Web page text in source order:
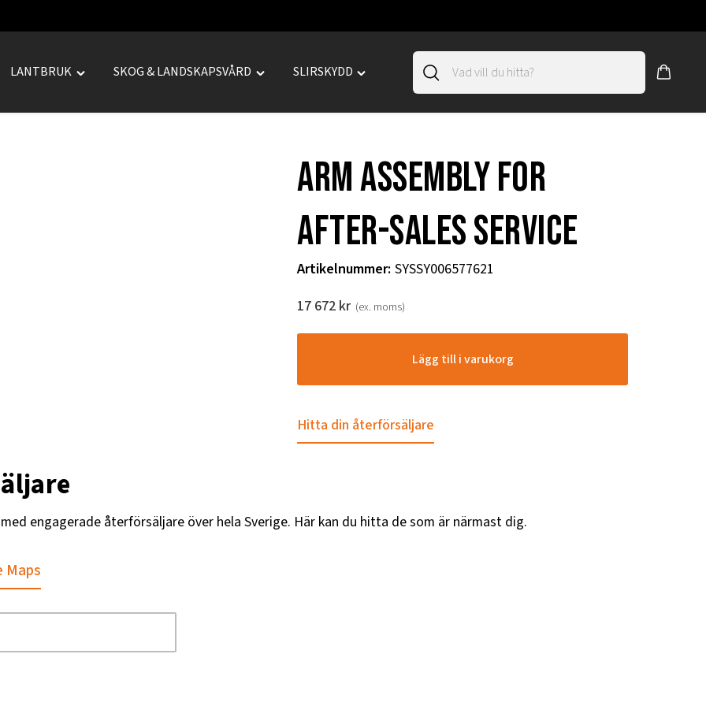
LANTBRUK
Toggle
SKOG & LANDSKAPSVÅRD
Toggle
SLIRSKYDD
Toggle
Arm Assembly for
After-sales Service
Artikelnummer: SYSSY006577621
17 672 kr (ex. moms)
Lägg till i varukorg
Hitta din återförsäljare
engagerade återförsäljare över hela Sverige. Här kan du hitta de som är närmast dig.
Maps